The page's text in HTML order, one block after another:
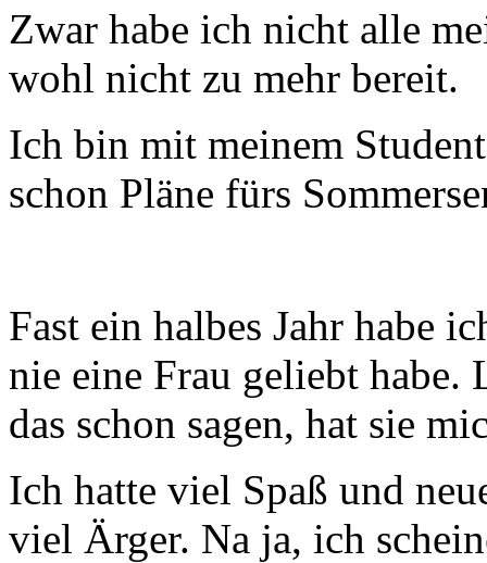
Zwar habe ich nicht alle
wohl nicht zu mehr bereit.
Ich bin mit meinem
schon Pläne fürs
Fast ein halbes Jahr habe
nie eine Frau geliebt
das schon sagen, hat sie
Ich hatte viel Spaß und
viel Ärger. Na ja, ich